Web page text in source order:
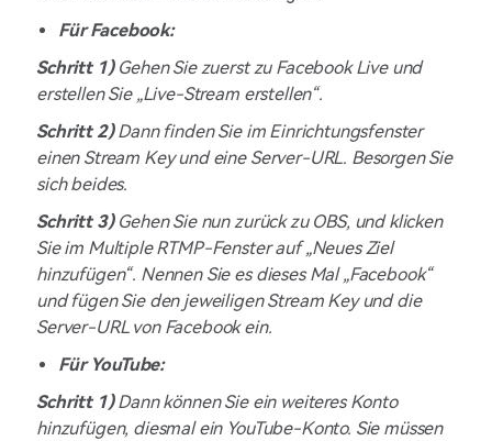
Für Facebook:
Schritt 1)Gehen Sie zuerst zu Facebook Live und
erstellen Sie „Live-Stream erstellen“.
Schritt 2)Dann finden Sie im Einrichtungsfenster
einen Stream Key und eine Server-URL. Besorgen Sie
sich beides.
Schritt 3)Gehen Sie nun zurück zu OBS, und klicken
Sie im Multiple RTMP-Fenster auf „Neues Ziel
hinzufügen“. Nennen Sie es dieses Mal „Facebook“
und fügen Sie den jeweiligen Stream Key und die
Server-URL von Facebook ein.
Für YouTube:
Schritt 1)Dann können Sie ein weiteres Konto
hinzufügen, diesmal ein YouTube-Konto. Sie müssen